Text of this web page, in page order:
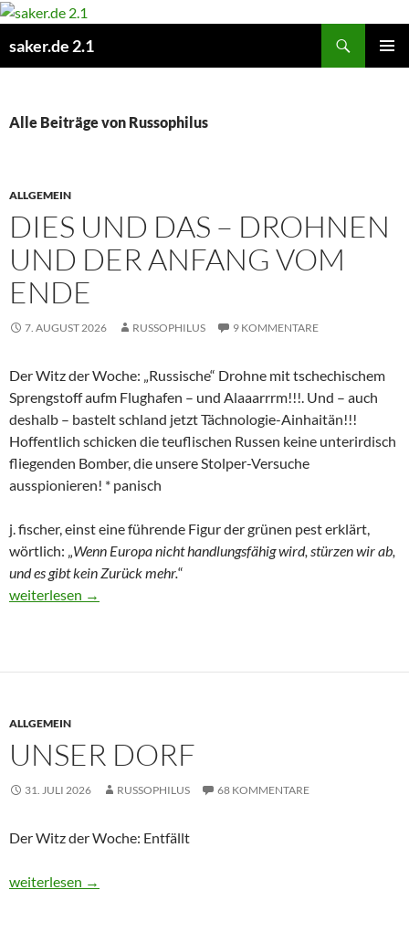
Zum
springen
saker.de 2.1
Alle Beiträge von Russophilus
ALLGEMEIN
DIES UND DAS – DROHNEN
UND DER ANFANG VOM
ENDE
7. AUGUST 2026 RUSSOPHILUS 9 KOMMENTARE
Der Witz der Woche: „Russische“ Drohne mit tschechischem
Sprengstoff aufm Flughafen – und Alaaarrrm!!!. Und – auch
deshalb – bastelt schland jetzt Tächnologie-Ainhaitän!!!
Hoffentlich schicken die teuflischen Russen keine unterirdisch
fliegenden Bomber, die unsere Stolper-Versuche
ausspionieren! * panisch
j. fischer, einst eine führende Figur der grünen pest erklärt,
wörtlich: „Wenn Europa nicht handlungsfähig wird, stürzen wir ab,
und es gibt kein Zurück mehr.“
Dies und Das – Drohnen und der Anfang vom Ende
weiterlesen →
ALLGEMEIN
UNSER DORF
31. JULI 2026 RUSSOPHILUS 68 KOMMENTARE
Der Witz der Woche: Entfällt
Unser Dorf
weiterlesen →